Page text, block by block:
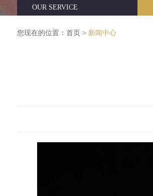
OUR SERVICE
您现在的位置： 首页 > 新闻中心